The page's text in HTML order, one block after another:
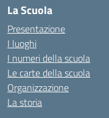
La Scuola
Presentazione
I luoghi
I numeri della scuola
Le carte della scuola
Organizzazione
La storia